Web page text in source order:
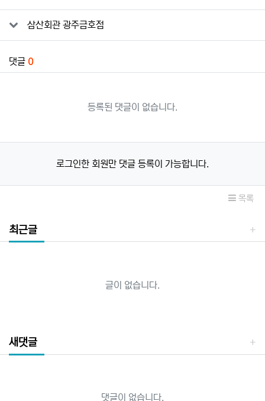
삼산회관 광주금호점
댓글 0
등록된 댓글이 없습니다.
로그인한 회원만 댓글 등록이 가능합니다.
목록
최근글
글이 없습니다.
새댓글
댓글이 없습니다.